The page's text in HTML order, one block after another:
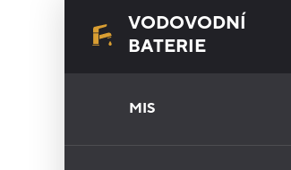
VODOVODNÍ
BATERIE
MIS